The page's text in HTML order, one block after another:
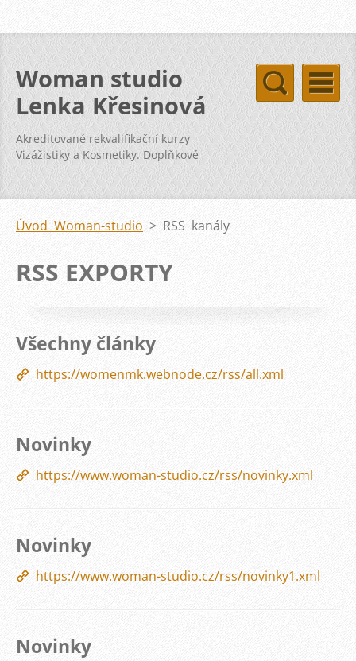
Woman studio
Lenka Křesinová
Akreditované rekvalifikační kurzy
Vizážistiky a Kosmetiky. Doplňkové
kurzy svatba vizáž kosmetika pleť
Úvod Woman-studio > RSS kanály
RSS EXPORTY
Všechny články
https://womenmk.webnode.cz/rss/all.xml
Novinky
https://www.woman-studio.cz/rss/novinky.xml
Novinky
https://www.woman-studio.cz/rss/novinky1.xml
Novinky